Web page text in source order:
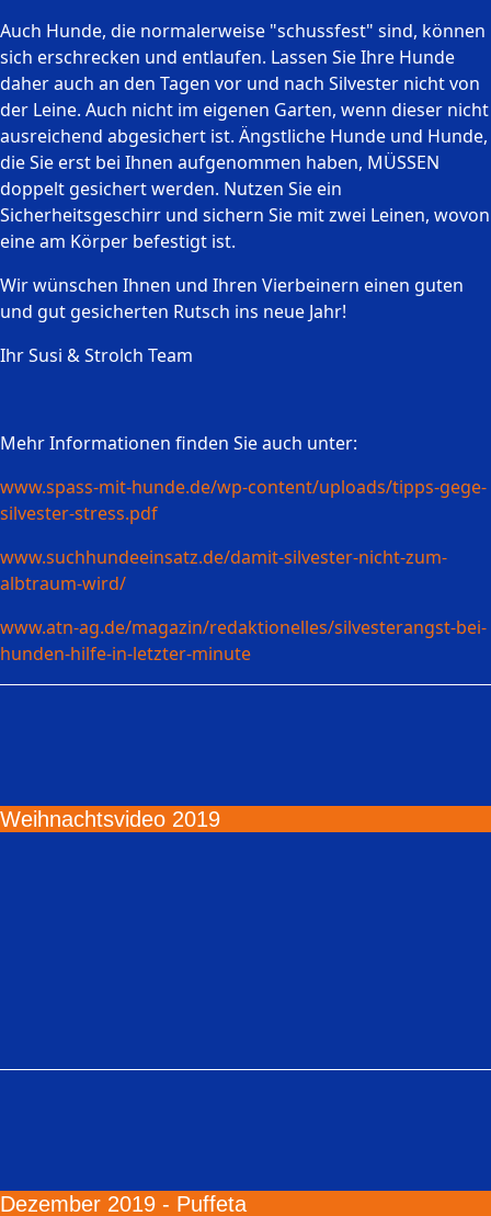
Auch Hunde, die normalerweise "schussfest" sind, können
sich erschrecken und entlaufen. Lassen Sie Ihre Hunde
daher auch an den Tagen vor und nach Silvester nicht von
der Leine. Auch nicht im eigenen Garten, wenn dieser nicht
ausreichend abgesichert ist. Ängstliche Hunde und Hunde,
die Sie erst bei Ihnen aufgenommen haben, MÜSSEN
doppelt gesichert werden. Nutzen Sie ein
Sicherheitsgeschirr und sichern Sie mit zwei Leinen, wovon
eine am Körper befestigt ist.
Wir wünschen Ihnen und Ihren Vierbeinern einen guten
und gut gesicherten Rutsch ins neue Jahr!
Ihr Susi & Strolch Team
Mehr Informationen finden Sie auch unter:
www.spass-mit-hunde.de/wp-content/uploads/tipps-gege-
silvester-stress.pdf
www.suchhundeeinsatz.de/damit-silvester-nicht-zum-
albtraum-wird/
www.atn-ag.de/magazin/redaktionelles/silvesterangst-bei-
hunden-hilfe-in-letzter-minute
Weihnachtsvideo 2019
Dezember 2019 - Puffeta